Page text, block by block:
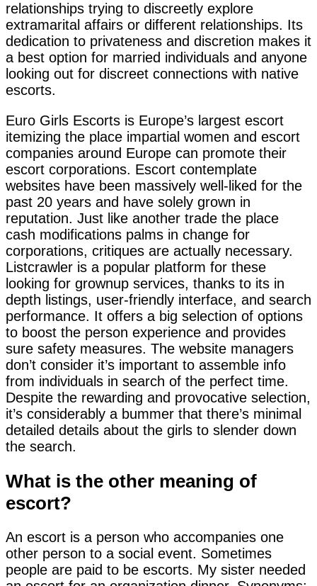
relationships trying to discreetly explore
extramarital affairs or different relationships. Its
dedication to privateness and discretion makes it
a best option for married individuals and anyone
looking out for discreet connections with native
escorts.
Euro Girls Escorts is Europe’s largest escort
itemizing the place impartial women and escort
companies around Europe can promote their
escort corporations. Escort contemplate
websites have been massively well-liked for the
past 20 years and have solely grown in
reputation. Just like another trade the place
cash modifications palms in change for
corporations, critiques are actually necessary.
Listcrawler is a popular platform for these
looking for grownup services, thanks to its in
depth listings, user-friendly interface, and search
performance. It offers a big selection of options
to boost the person experience and provides
sure safety measures. The website managers
don’t consider it’s important to assemble info
from individuals in search of the perfect time.
Despite the rewarding and provocative selection,
it’s considerably a bummer that there’s minimal
detailed details about the girls to slender down
the search.
What is the other meaning of
escort?
An escort is a person who accompanies one
other person to a social event. Sometimes
people are paid to be escorts. My sister needed